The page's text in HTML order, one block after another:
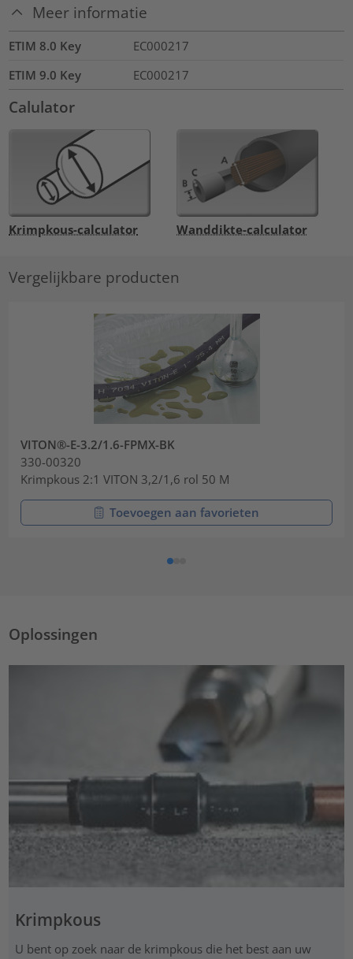
Meer informatie
ETIM 8.0 Key
EC000217
ETIM 9.0 Key
EC000217
Calulator
Krimpkous-calculator Wanddikte-calculator
Vergelijkbare producten
VITON®-E-3.2/1.6-FPMX-BK
330-00320
Krimpkous 2:1 VITON 3,2/1,6 rol 50 M
Toevoegen aan favorieten
Oplossingen
Krimpkous
U bent op zoek naar de krimpkous die het best aan uw